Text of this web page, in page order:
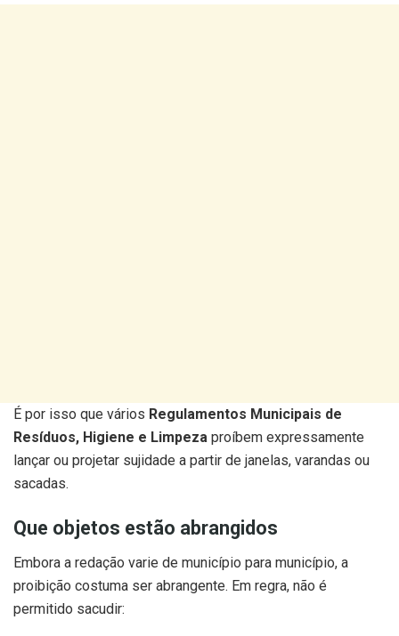
É por isso que vários Regulamentos Municipais de
Resíduos, Higiene e Limpeza proíbem expressamente
lançar ou projetar sujidade a partir de janelas, varandas ou
sacadas.
Que objetos estão abrangidos
Embora a redação varie de município para município, a
proibição costuma ser abrangente. Em regra, não é
permitido sacudir: